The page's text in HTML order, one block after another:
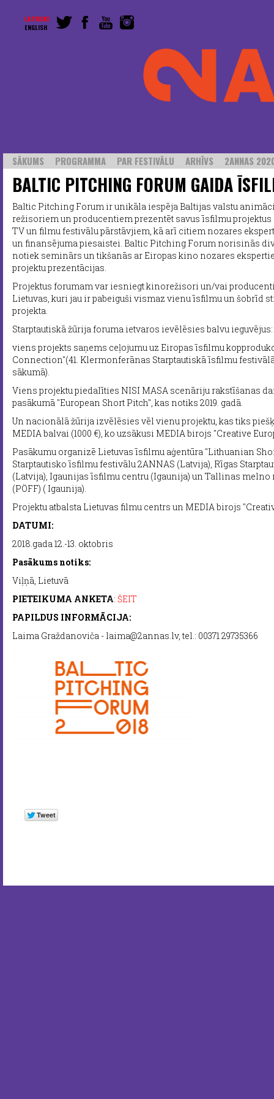
LATVISKI
ENGLISH
SĀKUMS PROGRAMMA PAR FESTIVĀLU ARHĪVS 2ANNAS
BALTIC PITCHING FORUM GAIDA
Baltic Pitching Forum ir unikāla iespēja Baltijas valstu
režisoriem un producentiem prezentēt savus īsfilmu
TV un filmu festivālu pārstāvjiem, kā arī citiem nozares
un finansējuma piesaistei. Baltic Pitching Forum norisinās
notiek seminārs un tikšanās ar Eiropas kino nozares
projektu prezentācijas.
Projektus forumam var iesniegt kinorežisori un/vai
Lietuvas, kuri jau ir pabeiguši vismaz vienu īsfilmu un šobrīd
projekta.
Starptautiskā žūrija foruma ietvaros ievēlēsies balvu ieguvējus:
viens projekts saņems ceļojumu uz Eiropas īsfilmu
Connection"(41. Klermonferānas Starptautiskā īsfilmu
sākumā).
Viens projektu piedalīties NISI MASA scenāriju rakstīšanas
pasākumā "European Short Pitch", kas notiks 2019. gadā.
Un nacionālā žūrija izvēlēsies vēl vienu projektu, kas tiks
MEDIA balvai (1000 €), ko uzsākusi MEDIA birojs "Creative
Pasākumu organizē Lietuvas īsfilmu aģentūra "Lithuanian
Starptautisko īsfilmu festivālu 2ANNAS (Latvija), Rīgas
(Latvija), Igaunijas īsfilmu centru (Igaunija) un Tallinas melno
(PÖFF) ( Igaunija).
Projektu atbalsta Lietuvas filmu centrs un MEDIA birojs
DATUMI:
2018.gada 12.-13. oktobris
Pasākums notiks:
Viļņā, Lietuvā
PIETEIKUMA ANKETA: ŠEIT
PAPILDUS INFORMĀCIJA:
Laima Graždanoviča - laima@2annas.lv, tel.: 00371 29735366